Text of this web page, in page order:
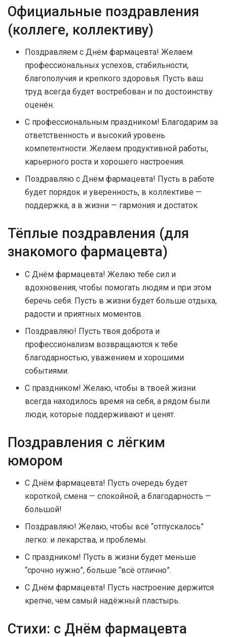
Официальные поздравления
(коллеге, коллективу)
Поздравляем с Днём фармацевта! Желаем
профессиональных успехов, стабильности,
благополучия и крепкого здоровья. Пусть ваш
труд всегда будет востребован и по достоинству
оценён.
С профессиональным праздником! Благодарим за
ответственность и высокий уровень
компетентности. Желаем продуктивной работы,
карьерного роста и хорошего настроения.
Поздравляю с Днём фармацевта! Пусть в работе
будет порядок и уверенность, в коллективе —
поддержка, а в жизни — гармония и достаток.
Тёплые поздравления (для
знакомого фармацевта)
С Днём фармацевта! Желаю тебе сил и
вдохновения, чтобы помогать людям и при этом
беречь себя. Пусть в жизни будет больше отдыха,
радости и приятных моментов.
Поздравляю! Пусть твоя доброта и
профессионализм возвращаются к тебе
благодарностью, уважением и хорошими
событиями.
С праздником! Желаю, чтобы в твоей жизни
всегда находилось время на себя, а рядом были
люди, которые поддерживают и ценят.
Поздравления с лёгким
юмором
С Днём фармацевта! Пусть очередь будет
короткой, смена — спокойной, а благодарность —
большой!
Поздравляю! Желаю, чтобы всё “отпускалось”
легко: и лекарства, и проблемы.
С праздником! Пусть в жизни будет меньше
“срочно нужно”, больше “всё отлично”.
С Днём фармацевта! Пусть настроение держится
крепче, чем самый надёжный пластырь.
Стихи: с Днём фармацевта